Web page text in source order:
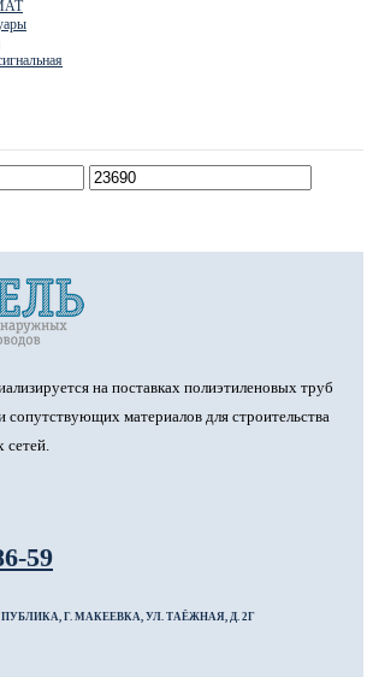
на поставках полиэтиленовых труб
материалов для строительства
59
Г. МАКЕЕВКА, УЛ. ТАЁЖНАЯ, Д. 2Г